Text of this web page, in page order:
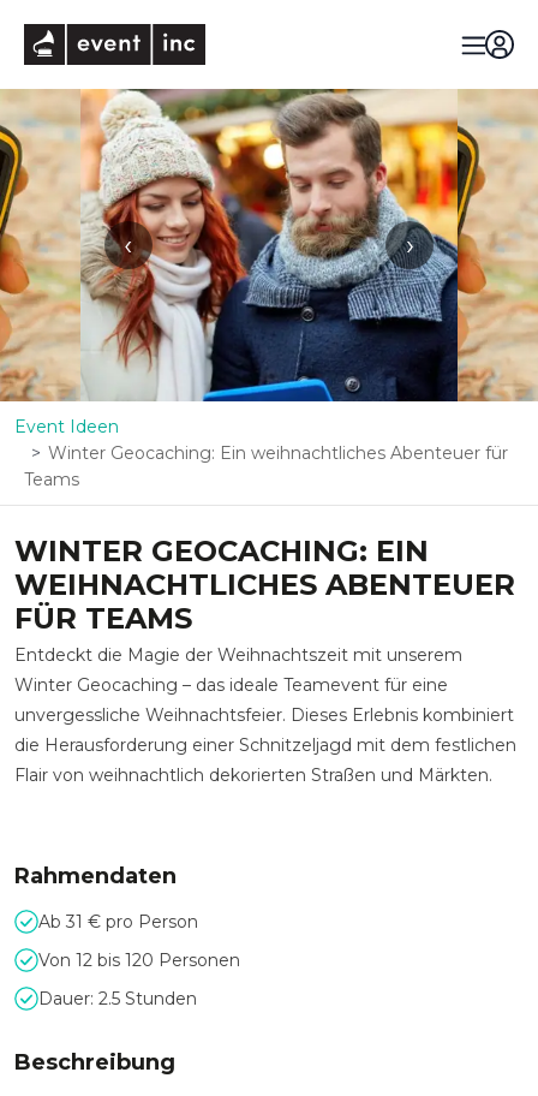
‹ ›
Event Ideen
Winter Geocaching: Ein weihnachtliches Abenteuer für
Teams
WINTER GEOCACHING: EIN
WEIHNACHTLICHES ABENTEUER
FÜR TEAMS
Entdeckt die Magie der Weihnachtszeit mit unserem
Winter Geocaching – das ideale Teamevent für eine
unvergessliche Weihnachtsfeier. Dieses Erlebnis kombiniert
die Herausforderung einer Schnitzeljagd mit dem festlichen
Flair von weihnachtlich dekorierten Straßen und Märkten.
Rahmendaten
Ab 31 € pro Person
Von 12 bis 120 Personen
Dauer: 2.5 Stunden
Beschreibung